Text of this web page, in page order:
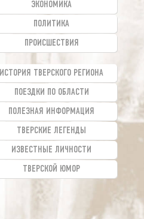
ЭКОНОМИКА
ПОЛИТИКА
ПРОИСШЕСТВИЯ
ИСТОРИЯ ТВЕРСКОГО РЕГИОНА
ПОЕЗДКИ ПО ОБЛАСТИ
ПОЛЕЗНАЯ ИНФОРМАЦИЯ
ТВЕРСКИЕ ЛЕГЕНДЫ
ИЗВЕСТНЫЕ ЛИЧНОСТИ
ТВЕРСКОЙ ЮМОР